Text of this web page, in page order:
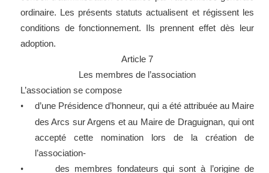
ordinaire. Les présents statuts actualisent et régissent les
conditions de fonctionnement. Ils prennent effet dès leur
adoption.
Article 7
Les membres de l’association
L’association se compose
•
d’une Présidence d’honneur, qui a été attribuée au Maire
des Arcs sur Argens et au Maire de Draguignan, qui ont
accepté cette nomination lors de la création de
l’association-
• des membres fondateurs qui sont à l’origine de